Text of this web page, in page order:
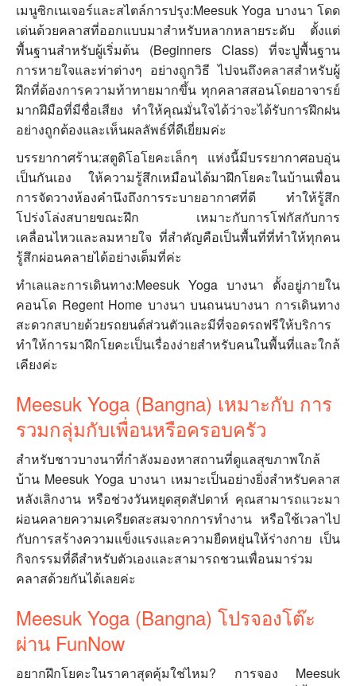
เมนูซิกเนเจอร์และสไตล์การปรุง:Meesuk Yoga บางนา โดด
เด่นด้วยคลาสที่ออกแบบมาสำหรับหลากหลายระดับ ตั้งแต่
พื้นฐานสำหรับผู้เริ่มต้น (Beginners Class) ที่จะปูพื้นฐาน
การหายใจและท่าต่างๆ อย่างถูกวิธี ไปจนถึงคลาสสำหรับผู้
ฝึกที่ต้องการความท้าทายมากขึ้น ทุกคลาสสอนโดยอาจารย์
มากฝีมือที่มีชื่อเสียง ทำให้คุณมั่นใจได้ว่าจะได้รับการฝึกฝน
อย่างถูกต้องและเห็นผลลัพธ์ที่ดีเยี่ยมค่ะ
บรรยากาศร้าน:สตูดิโอโยคะเล็กๆ แห่งนี้มีบรรยากาศอบอุ่น
เป็นกันเอง ให้ความรู้สึกเหมือนได้มาฝึกโยคะในบ้านเพื่อน
การจัดวางห้องคำนึงถึงการระบายอากาศที่ดี ทำให้รู้สึก
โปร่งโล่งสบายขณะฝึก เหมาะกับการโฟกัสกับการ
เคลื่อนไหวและลมหายใจ ที่สำคัญคือเป็นพื้นที่ที่ทำให้ทุกคน
รู้สึกผ่อนคลายได้อย่างเต็มที่ค่ะ
ทำเลและการเดินทาง:Meesuk Yoga บางนา ตั้งอยู่ภายใน
คอนโด Regent Home บางนา บนถนนบางนา การเดินทาง
สะดวกสบายด้วยรถยนต์ส่วนตัวและมีที่จอดรถฟรีให้บริการ
ทำให้การมาฝึกโยคะเป็นเรื่องง่ายสำหรับคนในพื้นที่และใกล้
เคียงค่ะ
Meesuk Yoga (Bangna) เหมาะกับ การ
รวมกลุ่มกับเพื่อนหรือครอบครัว
สำหรับชาวบางนาที่กำลังมองหาสถานที่ดูแลสุขภาพใกล้
บ้าน Meesuk Yoga บางนา เหมาะเป็นอย่างยิ่งสำหรับคลาส
หลังเลิกงาน หรือช่วงวันหยุดสุดสัปดาห์ คุณสามารถแวะมา
ผ่อนคลายความเครียดสะสมจากการทำงาน หรือใช้เวลาไป
กับการสร้างความแข็งแรงและความยืดหยุ่นให้ร่างกาย เป็น
กิจกรรมที่ดีสำหรับตัวเองและสามารถชวนเพื่อนมาร่วม
คลาสด้วยกันได้เลยค่ะ
Meesuk Yoga (Bangna) โปรจองโต๊ะ
ผ่าน FunNow
อยากฝึกโยคะในราคาสุดคุ้มใช่ไหม? การจอง Meesuk